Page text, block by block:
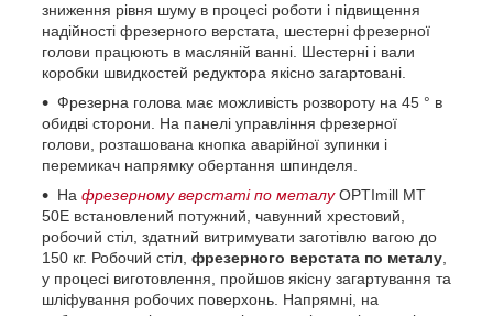
зниження рівня шуму в процесі роботи і підвищення
надійності фрезерного верстата, шестерні фрезерної
голови працюють в масляній ванні. Шестерні і вали
коробки швидкостей редуктора якісно загартовані.
Фрезерна голова має можливість розвороту на 45 ° в
обидві сторони. На панелі управління фрезерної
голови, розташована кнопка аварійної зупинки і
перемикач напрямку обертання шпинделя.
На фрезерному верстаті по металу OPTImill MT
50E встановлений потужний, чавунний хрестовий,
робочий стіл, здатний витримувати заготівлю вагою до
150 кг. Робочий стіл, фрезерного верстата по металу,
у процесі виготовлення, пройшов якісну загартування та
шліфування робочих поверхонь. Напрямні, на